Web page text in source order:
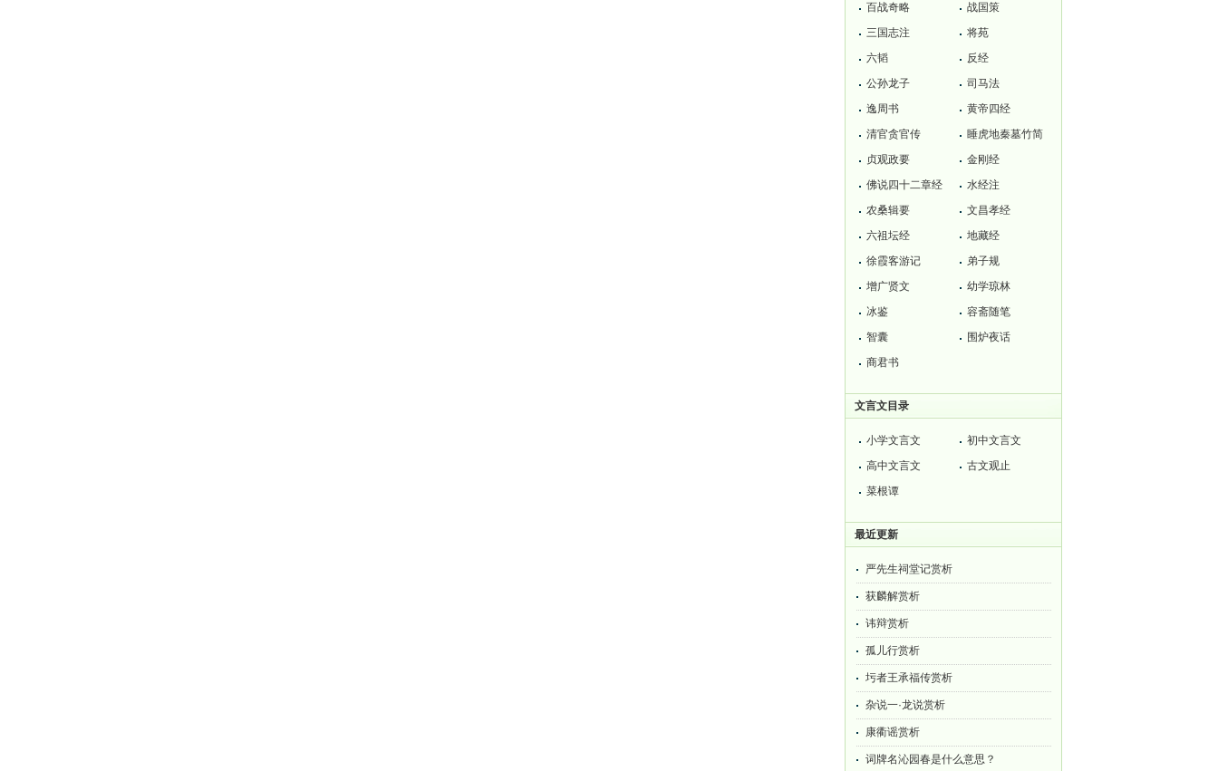
百战奇略
战国策
三国志注
将苑
六韬
反经
公孙龙子
司马法
逸周书
黄帝四经
清官贪官传
睡虎地秦墓竹简
贞观政要
金刚经
佛说四十二章经
水经注
农桑辑要
文昌孝经
六祖坛经
地藏经
徐霞客游记
弟子规
增广贤文
幼学琼林
冰鉴
容斋随笔
智囊
围炉夜话
商君书
文言文目录
小学文言文
初中文言文
高中文言文
古文观止
菜根谭
最近更新
严先生祠堂记赏析
获麟解赏析
讳辩赏析
孤儿行赏析
圬者王承福传赏析
杂说一·龙说赏析
康衢谣赏析
词牌名沁园春是什么意思？